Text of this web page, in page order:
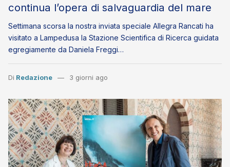
continua l’opera di salvaguardia del mare
Settimana scorsa la nostra inviata speciale Allegra Rancati ha
visitato a Lampedusa la Stazione Scientifica di Ricerca guidata
egregiamente da Daniela Freggi…
Di Redazione 3 giorni ago